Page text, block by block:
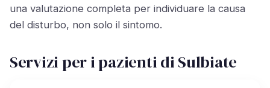
una valutazione completa per individuare la causa
del disturbo, non solo il sintomo.
Servizi per i pazienti di Sulbiate